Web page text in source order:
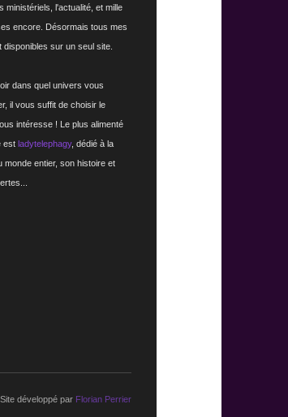
ministériels, l'actualité, et mille
encore. Désormais tous mes
disponibles sur un seul site.
dans quel univers vous
il vous suffit de choisir le
intéresse ! Le plus alimenté
est ladytelephagy, dédié à la
monde entier, son histoire et
développé par Florian Perrier